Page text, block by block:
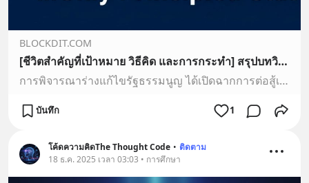
BLOCKDIT.COM
[ชีวิตสำคัญที่เป้าหมาย วิธีคิด และการกระทำ] สรุปบทวิเคราะห์และแนวโน้มในอนาคต การพิจารณาร่างแก้ไขรัฐธรรมนูญ ได้เปิดฉากการต่อสู้เชิงอุดมการณ์ครั้งสำคัญระหว่างสองแนวคิดหลัก คือ 1. อำนาจอธิปไตยของปวงชน (Popular Sovereignty) ที่พยายามยึดโยงก
การพิจารณาร่างแก้ไขรัฐธรรมนูญ ได้เปิดฉากการต่อสู้เชิงอุดมการณ์ครั้งสำคัญระหว่างสองแนวคิดหลัก คือ 1. อำนาจอธิปไตยของปวงชน (Popular Sovereignty) ที่พยายามยึดโยงกับประชาชนให้มากที่สุด ดังที่สะท้อนในร่างของพรรคประชาชน และ 2. อำนาจควบคุมโดยสถาบัน (Institutional Control) ที่มุ่งรักษากลไกแล…
บันทึก 1
โค้ดความคิดThe Thought Code • ติดตาม
18 ธ.ค. 2025 เวลา 03:03 • การศึกษา